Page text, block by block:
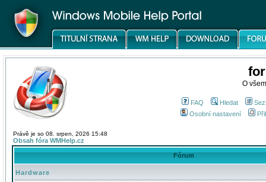
O
FAQ Hledat
Osobní nastavení
Právě je so 08. srpen, 2026 15:48
Obsah fóra WMHelp.cz
Fórum
Hardware